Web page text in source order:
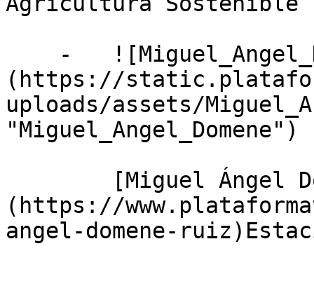
(https://
uploads/assets/
"Miguel_Angel_Domene")
(https://
angel-domene-